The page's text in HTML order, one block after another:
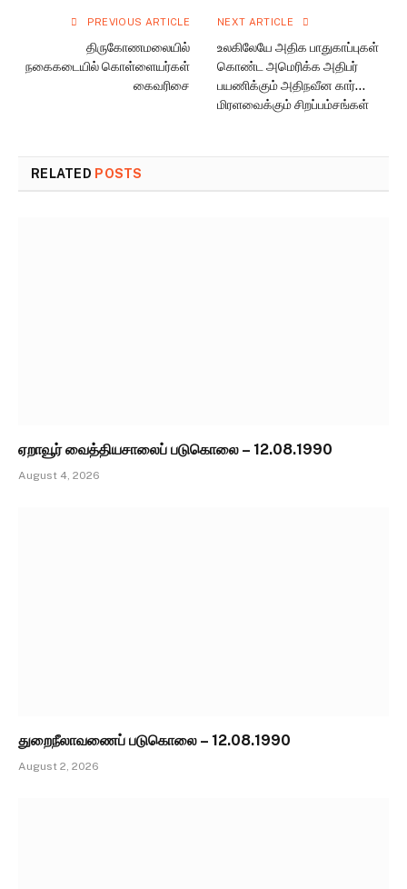
PREVIOUS ARTICLE
திருகோணமலையில்
நகைகடையில் கொள்ளையர்கள்
கைவரிசை
NEXT ARTICLE
உலகிலேயே அதிக பாதுகாப்புகள்
கொண்ட அமெரிக்க அதிபர்
பயணிக்கும் அதிநவீன கார்…
மிரளவைக்கும் சிறப்பம்சங்கள்
RELATED POSTS
ஏறாவூர் வைத்தியசாலைப் படுகொலை – 12.08.1990
August 4, 2026
துறைநீலாவணைப் படுகொலை – 12.08.1990
August 2, 2026